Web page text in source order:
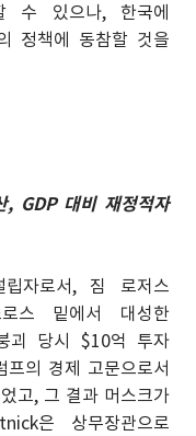
수 있으나, 한국에
정책에 동참할 것을
GDP 대비 재정적자
자로서, 짐 로저스
스 밑에서 대성한
괴 당시 $10억 투자
의 경제 고문으로서
고, 그 결과 머스크가
은 상무장관으로